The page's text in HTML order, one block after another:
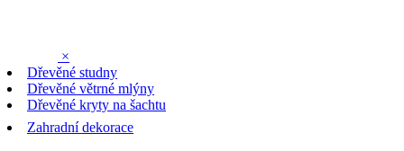
×
Dřevěné studny
Dřevěné větrné mlýny
Dřevěné kryty na šachtu
Zahradní dekorace